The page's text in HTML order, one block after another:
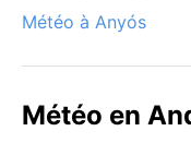
Météo à Anyós
Météo en